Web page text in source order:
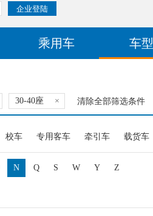
乘用车 车型
30-40座 × 清除全部筛选条件
校车 专用客车 牵引车 载货车
N Q S W Y Z